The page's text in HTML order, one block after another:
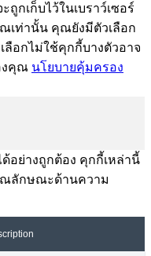
กเก็บไว้ในเบราว์เซอร์
เท่านั้น คุณยังมีตัวเลือก
ลือกไม่ใช้คุกกี้บางตัวอาจ
งคุณ นโยบายคุ้มครอง
ด้อย่างถูกต้อง คุกกี้เหล่านี้
ลักษณะด้านความ